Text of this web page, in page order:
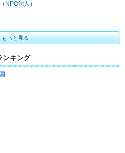
NPO法人）
もっと見る
ンキング